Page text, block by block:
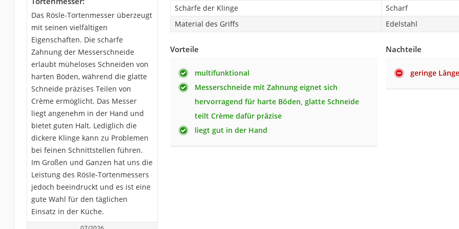
Das Rösle-Tortenmesser überzeugt
mit seinen vielfältigen
Eigenschaften. Die scharfe
Zahnung der Messerschneide
erlaubt müheloses Schneiden von
harten Böden, während die glatte
Schneide präzises Teilen von
Crème ermöglicht. Das Messer
liegt angenehm in der Hand und
bietet guten Halt. Lediglich die
dickere Klinge kann zu Problemen
bei feinen Schnittstellen führen.
Im Großen und Ganzen hat uns die
Leistung des Rösle-Tortenmessers
jedoch beeindruckt und es ist eine
gute Wahl für den täglichen
Einsatz in der Küche.
Schärfe der Klinge
Scharf
Material des Griffs
Edelstahl
Vorteile
multifunktional
Messerschneide mit Zahnung eignet sich
hervorragend für harte Böden, glatte Schneide
teilt Crème dafür präzise
liegt gut in der Hand
Nachteile
geringe